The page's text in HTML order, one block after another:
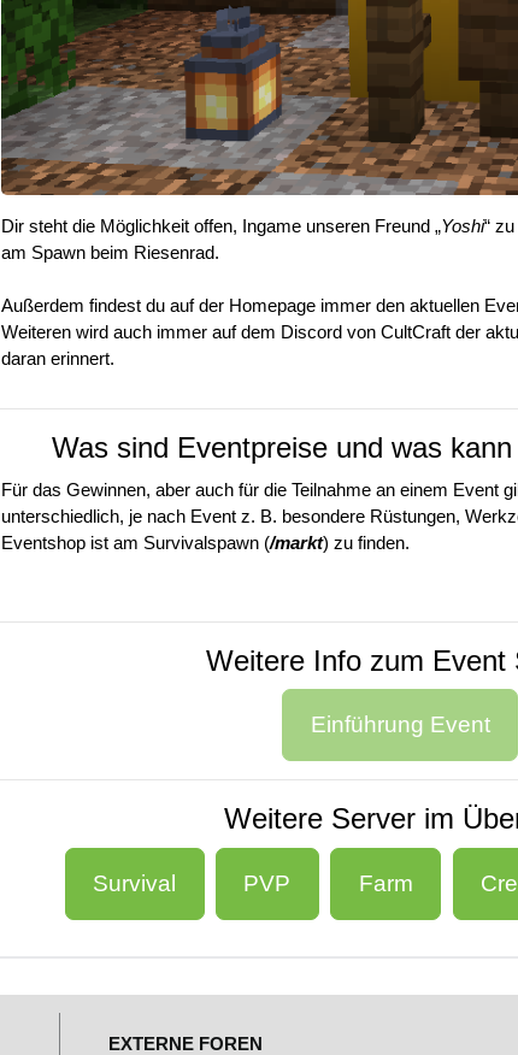
Dir steht die Möglichkeit offen, Ingame unseren Freund „Yoshi“
am Spawn beim Riesenrad.
Außerdem findest du auf der Homepage immer den aktuellen
Weiteren wird auch immer auf dem Discord von CultCraft der
daran erinnert.
Was sind Eventpreise und was
Für das Gewinnen, aber auch für die Teilnahme an einem Event
unterschiedlich, je nach Event z. B. besondere Rüstungen,
Eventshop ist am Survivalspawn (/markt) zu finden.
Weitere Info zum Event
Einführung Event
Weitere Server im
Survival PVP Farm
EXTERNE FOREN